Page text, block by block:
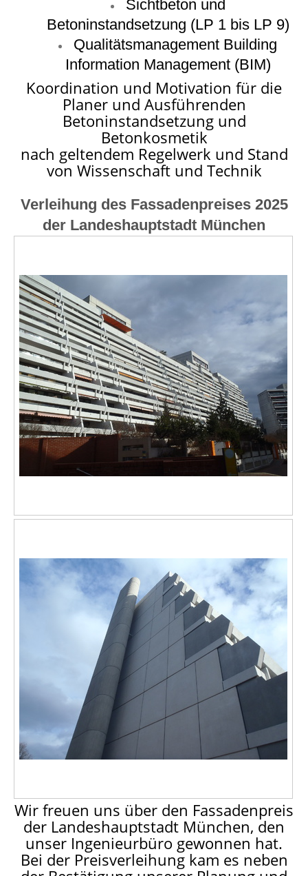
Sichtbeton und
Betoninstandsetzung (LP 1 bis LP 9)
Qualitätsmanagement Building
Information Management (BIM)
Koordination und Motivation für die
Planer und Ausführenden
Betoninstandsetzung und
Betonkosmetik
nach geltendem Regelwerk und Stand
von Wissenschaft und Technik
Verleihung des Fassadenpreises 2025
der Landeshauptstadt München
Wir freuen uns über den Fassadenpreis
der Landeshauptstadt München, den
unser Ingenieurbüro gewonnen hat.
Bei der Preisverleihung kam es neben